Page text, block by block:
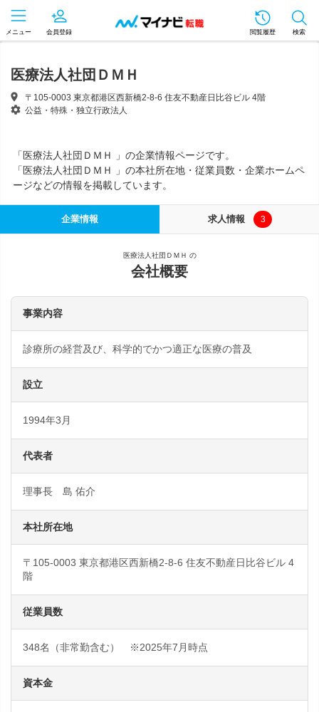
メニュー 会員登録 閲覧履歴 検索
医療法人社団ＤＭＨ
〒105-0003 東京都港区西新橋2-8-6 住友不動産日比谷ビル 4階
公益・特殊・独立行政法人
「医療法人社団ＤＭＨ 」の企業情報ページです。
「医療法人社団ＤＭＨ 」の本社所在地・従業員数・企業ホームペ
ージなどの情報を掲載しています。
企業情報 求人情報 3
医療法人社団ＤＭＨ の
会社概要
事業内容
診療所の経営及び、科学的でかつ適正な医療の普及
設立
1994年3月
代表者
理事長 島 佑介
本社所在地
〒105-0003 東京都港区西新橋2-8-6 住友不動産日比谷ビル 4
階
従業員数
348名（非常勤含む） ※2025年7月時点
資本金